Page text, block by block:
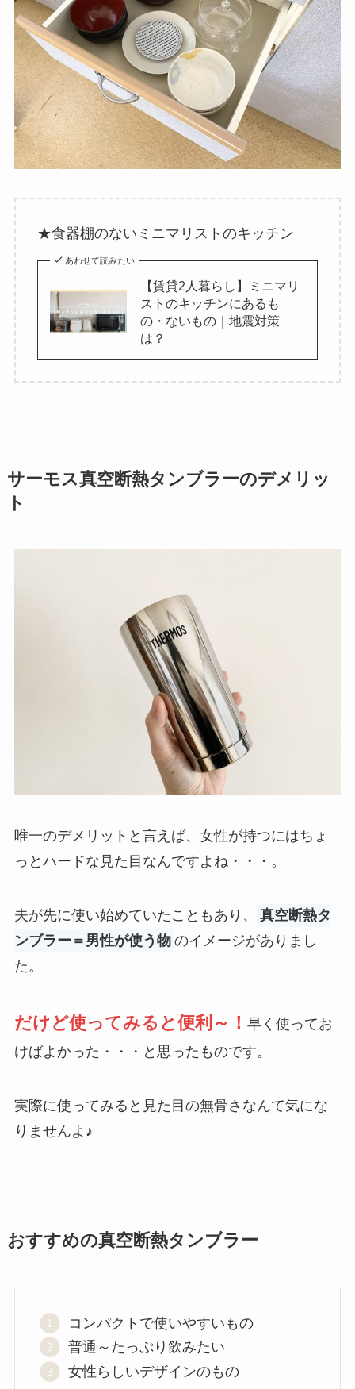
★食器棚のないミニマリストのキッチン
あわせて読みたい
【賃貸2人暮らし】ミニマリ
ストのキッチンにあるも
の・ないもの｜地震対策
は？
サーモス真空断熱タンブラーのデメリッ
ト
唯一のデメリットと言えば、女性が持つにはちょ
っとハードな見た目なんですよね・・・。
夫が先に使い始めていたこともあり、
真空断熱タ
ンブラー＝男性が使う物 のイメージがありまし
た。
だけど使ってみると便利～！ 早く使ってお
けばよかった・・・と思ったものです。
実際に使ってみると見た目の無骨さなんて気にな
りませんよ♪
おすすめの真空断熱タンブラー
コンパクトで使いやすいもの
普通～たっぷり飲みたい
女性らしいデザインのもの